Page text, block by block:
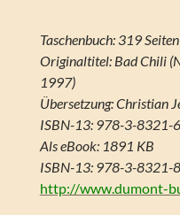
Taschenbuch: 319 Seiten
Originaltitel: Bad Chili
1997)
Übersetzung: Christian
ISBN-13: 978-3-8321-
Als eBook: 1891 KB
ISBN-13: 978-3-8321-
http://www.dumont-